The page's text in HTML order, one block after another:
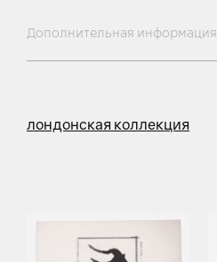
Дополнительная информация
лондонская коллекция